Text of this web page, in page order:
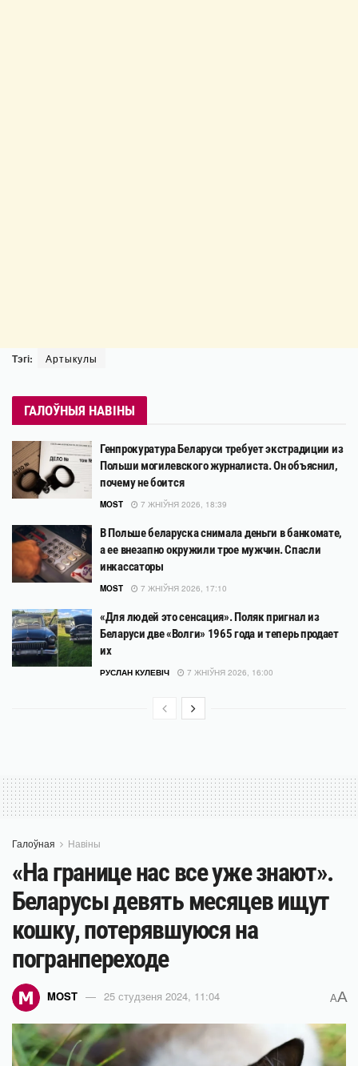
Тэгі: Артыкулы
ГАЛОЎНЫЯ НАВІНЫ
Генпрокуратура Беларуси требует экстрадиции из
Польши могилевского журналиста. Он объяснил,
почему не боится
MOST 7 ЖНІЎНЯ 2026, 18:39
В Польше беларуска снимала деньги в банкомате,
а ее внезапно окружили трое мужчин. Спасли
инкассаторы
MOST 7 ЖНІЎНЯ 2026, 17:10
«Для людей это сенсация». Поляк пригнал из
Беларуси две «Волги» 1965 года и теперь продает
их
РУСЛАН КУЛЕВІЧ 7 ЖНІЎНЯ 2026, 16:00
Галоўная Навіны
«На границе нас все уже знают».
Беларусы девять месяцев ищут
кошку, потерявшуюся на
погранпереходе
MOST 25 студзеня 2024, 11:04 AA